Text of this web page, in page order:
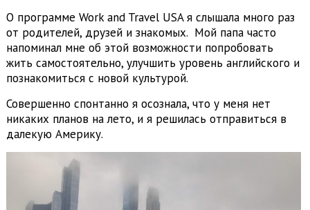
О программе Work and Travel USA я слышала много раз
от родителей, друзей и знакомых. Мой папа часто
напоминал мне об этой возможности попробовать
жить самостоятельно, улучшить уровень английского и
познакомиться с новой культурой.
Совершенно спонтанно я осознала, что у меня нет
никаких планов на лето, и я решилась отправиться в
далекую Америку.